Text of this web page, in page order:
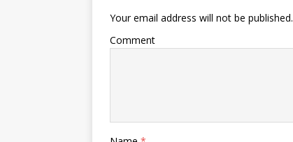
Your email address will not be published.
Comment